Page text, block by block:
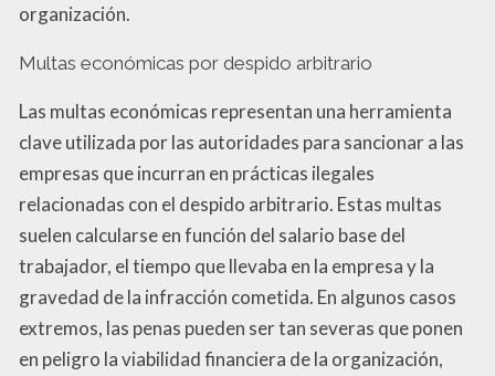
organización.
Multas económicas por despido arbitrario
Las multas económicas representan una herramienta
clave utilizada por las autoridades para sancionar a las
empresas que incurran en prácticas ilegales
relacionadas con el despido arbitrario. Estas multas
suelen calcularse en función del salario base del
trabajador, el tiempo que llevaba en la empresa y la
gravedad de la infracción cometida. En algunos casos
extremos, las penas pueden ser tan severas que ponen
en peligro la viabilidad financiera de la organización,